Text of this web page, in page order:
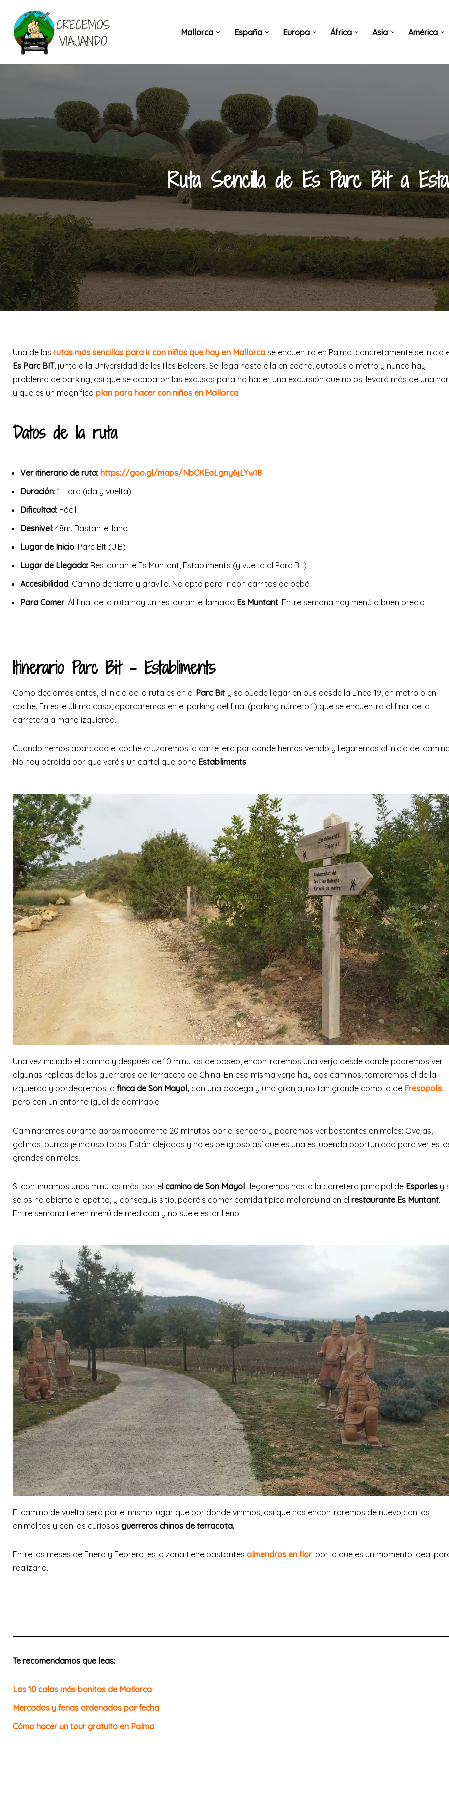
Saltar
contenido
Mallorca España Europa África Asia América
Ruta Sencilla de Es Parc Bit a
Una de las rutas más sencillas para ir con niños que hay en Mallorca se encuentra en Palma, concretamente se inicia
Es Parc BIT, junto a la Universidad de les Illes Balears. Se llega hasta ella en coche, autobús o metro y nunca hay
problema de parking, así que se acabaron las excusas para no hacer una excursión que no os llevará más de una
y que es un magnífico plan para hacer con niños en Mallorca
Datos de la ruta
Ver itinerario de ruta: https://goo.gl/maps/NbCKEaLgny6jLYw18
Duración: 1 Hora (ida y vuelta)
Dificultad: Fácil.
Desnivel: 48m. Bastante llano
Lugar de Inicio: Parc Bit (UIB)
Lugar de Llegada: Restaurante Es Muntant, Establiments (y vuelta al Parc Bit)
Accesibilidad: Camino de tierra y gravilla. No apto para ir con carritos de bebé
Para Comer: Al final de la ruta hay un restaurante llamado Es Muntant. Entre semana hay menú a buen precio
Itinerario Parc Bit - Establiments
Como decíamos antes, el inicio de la ruta es en el Parc Bit y se puede llegar en bus desde la Línea 19, en metro o en
coche. En este último caso, aparcaremos en el parking del final (parking número 1) que se encuentra al final de la
carretera a mano izquierda.
Cuando hemos aparcado el coche cruzaremos la carretera por donde hemos venido y llegaremos al inicio del
No hay pérdida por que veréis un cartel que pone Establiments.
Una vez iniciado el camino y después de 10 minutos de paseo, encontraremos una verja desde donde podremos ver
algunas réplicas de los guerreros de Terracota de China. En esa misma verja hay dos caminos, tomaremos el de la
izquierda y bordearemos la finca de Son Mayol, con una bodega y una granja, no tan grande como la de Fresopolis
pero con un entorno igual de admirable.
Caminaremos durante aproximadamente 20 minutos por el sendero y podremos ver bastantes animales: Ovejas,
gallinas, burros ¡e incluso toros! Están alejados y no es peligroso así que es una estupenda oportunidad para ver
grandes animales.
Si continuamos unos minutos más, por el camino de Son Mayol , llegaremos hasta la carretera principal de Esporles y
se os ha abierto el apetito, y conseguís sitio, podréis comer comida típica mallorquina en el restaurante Es Muntant.
Entre semana tienen menú de mediodía y no suele estar lleno.
El camino de vuelta será por el mismo lugar que por donde vinimos, así que nos encontraremos de nuevo con los
animalitos y con los curiosos guerreros chinos de terracota.
Entre los meses de Enero y Febrero, esta zona tiene bastantes almendros en flor, por lo que es un momento ideal
realizarla.
Te recomendamos que leas:
Las 10 calas más bonitas de Mallorca
Mercados y ferias ordenados por fecha
Cómo hacer un tour gratuito en Palma